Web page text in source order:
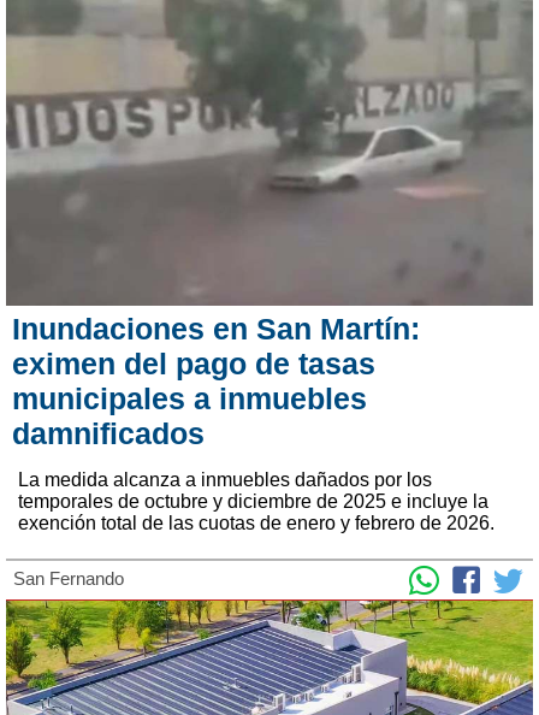
Inundaciones en San Martín:
eximen del pago de tasas
municipales a inmuebles
damnificados
La medida alcanza a inmuebles dañados por los
temporales de octubre y diciembre de 2025 e incluye la
exención total de las cuotas de enero y febrero de 2026.
San Fernando